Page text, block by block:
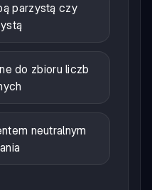
parzystą czy
do zbioru liczb
neutralnym